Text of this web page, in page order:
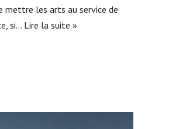
mettre les arts au service de
si… Lire la suite »